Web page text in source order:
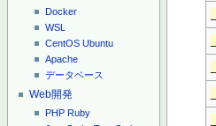
Docker
WSL
CentOS Ubuntu
Apache
データベース
Web開発
PHP Ruby